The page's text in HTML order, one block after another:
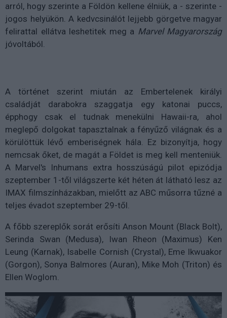
arról, hogy szerinte a Földön kellene élniük, a - szerinte -
jogos helyükön. A kedvcsinálót lejjebb görgetve magyar
felirattal ellátva leshetitek meg a Marvel Magyarország
jóvoltából.
A történet szerint miután az Embertelenek királyi
családját darabokra szaggatja egy katonai puccs,
épphogy csak el tudnak menekülni Hawaii-ra, ahol
meglepő dolgokat tapasztalnak a fényűző világnak és a
körülöttük lévő emberiségnek hála. Ez bizonyítja, hogy
nemcsak őket, de magát a Földet is meg kell menteniük.
A Marvel's Inhumans extra hosszúságú pilot epizódja
szeptember 1-től világszerte két héten át látható lesz az
IMAX filmszínházakban, mielőtt az ABC műsorra tűzné a
teljes évadot szeptember 29-től.
A főbb szereplők sorát erősíti Anson Mount (Black Bolt),
Serinda Swan (Medusa), Iwan Rheon (Maximus) Ken
Leung (Karnak), Isabelle Cornish (Crystal), Eme Ikwuakor
(Gorgon), Sonya Balmores (Auran), Mike Moh (Triton) és
Ellen Woglom.